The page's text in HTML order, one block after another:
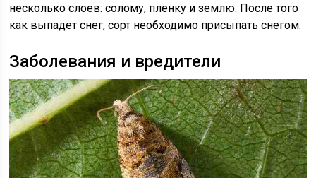
несколько слоев: солому, пленку и землю. После того
как выпадет снег, сорт необходимо присыпать снегом.
Заболевания и вредители